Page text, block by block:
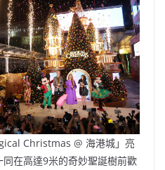
Christmas @ 海港城」亮
在高達9米的奇妙聖誕樹前歡